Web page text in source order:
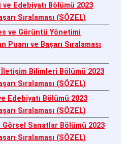
ve Edebiyatı Bölümü 2023
Sıralaması (SÖZEL)
ve Görüntü Yönetimi
Puanı ve Başarı Sıralaması
İletişim Bilimleri Bölümü 2023
Sıralaması (SÖZEL)
Edebiyatı Bölümü 2023
Sıralaması (SÖZEL)
Görsel Sanatlar Bölümü 2023
Sıralaması (SÖZEL)